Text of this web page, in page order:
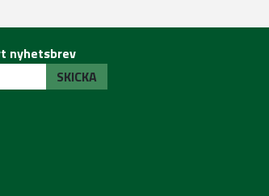
nyhetsbrev
SKICKA